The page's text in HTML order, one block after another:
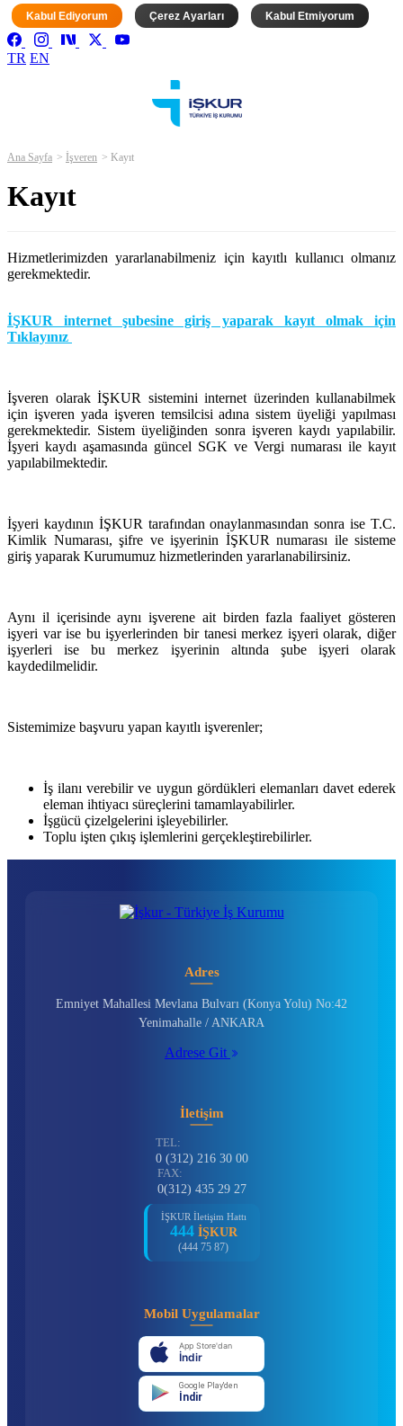
Kabul Ediyorum Çerez Ayarları Kabul Etmiyorum
TR EN
Ana Sayfa İşveren Kayıt
Kayıt
Hizmetlerimizden yararlanabilmeniz için kayıtlı kullanıcı olmanız
gerekmektedir.
İŞKUR internet şubesine giriş yaparak kayıt olmak için
Tıklayınız
İşveren olarak İŞKUR sistemini internet üzerinden kullanabilmek
için işveren yada işveren temsilcisi adına sistem üyeliği yapılması
gerekmektedir. Sistem üyeliğinden sonra işveren kaydı yapılabilir.
İşyeri kaydı aşamasında güncel SGK ve Vergi numarası ile kayıt
yapılabilmektedir.
İşyeri kaydının İŞKUR tarafından onaylanmasından sonra ise T.C.
Kimlik Numarası, şifre ve işyerinin İŞKUR numarası ile sisteme
giriş yaparak Kurumumuz hizmetlerinden yararlanabilirsiniz.
Aynı il içerisinde aynı işverene ait birden fazla faaliyet gösteren
işyeri var ise bu işyerlerinden bir tanesi merkez işyeri olarak, diğer
işyerleri ise bu merkez işyerinin altında şube işyeri olarak
kaydedilmelidir.
Sistemimize başvuru yapan kayıtlı işverenler;
İş ilanı verebilir ve uygun gördükleri elemanları davet ederek
eleman ihtiyacı süreçlerini tamamlayabilirler.
İşgücü çizelgelerini işleyebilirler.
Toplu işten çıkış işlemlerini gerçekleştirebilirler.
Adres
Emniyet Mahallesi Mevlana Bulvarı (Konya Yolu) No:42
Yenimahalle / ANKARA
Adrese Git
İletişim
TEL:
0 (312) 216 30 00
FAX:
0(312) 435 29 27
İŞKUR İletişim Hattı
444 İŞKUR
(444 75 87)
Mobil Uygulamalar
App Store'dan
İndir
Google Play'den
İndir